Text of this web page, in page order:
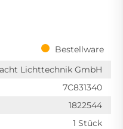
Bestellware
Lichttechnik GmbH
7C831340
1822544
1 Stück